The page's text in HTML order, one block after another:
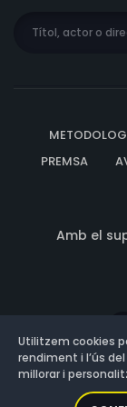
Kapur, Tarla
Karkirat Singh,
Pratap Desai,
Sinha, Derek
PREMSA
Amb el
Utilitzem cookies
rendiment i l’ús
millorar i